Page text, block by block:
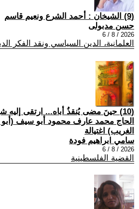
(9) الشيخان : أحمد الشرع ونعيم قاسم
حسن مدبولى
2026 / 8 / 6
العلمانية، الدين السياسي ونقد الفكر
(10) حينَ مضى يُنقذُ أباه... ارتقى إليه
الحاج محمد عارف محمود أبو سيف
الغريب) اغتيالة
سامي ابراهيم فودة
2026 / 8 / 6
القضية الفلسطينية